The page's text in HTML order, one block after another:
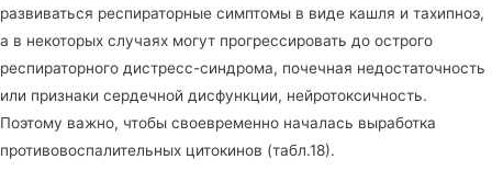
развиваться респираторные симптомы в виде кашля и тахипноэ,
а в некоторых случаях могут прогрессировать до острого
респираторного дистресс-синдрома, почечная недостаточность
или признаки сердечной дисфункции, нейротоксичность.
Поэтому важно, чтобы своевременно началась выработка
противовоспалительных цитокинов (табл.18).